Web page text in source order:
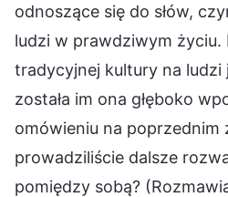
odnoszące się do słów,
ludzi w prawdziwym życiu.
tradycyjnej kultury na ludzi
została im ona głęboko
omówieniu na poprzednim
prowadziliście dalsze
pomiędzy sobą?